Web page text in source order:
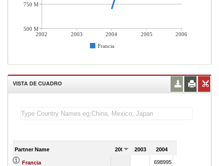
2002 2003 2004 2005
2006
Francia
750 M
500 M
VISTA DE CUADRO
Partner Name 2002 2003 2004
Francia 698995